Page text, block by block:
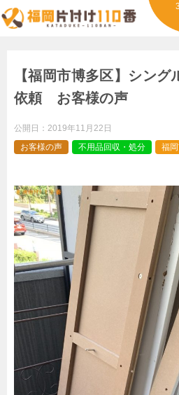
【福岡市博多区】シン
依頼 お客様の声
公開日： 2019年11月22日
お客様の声
不用品回収・処分 福